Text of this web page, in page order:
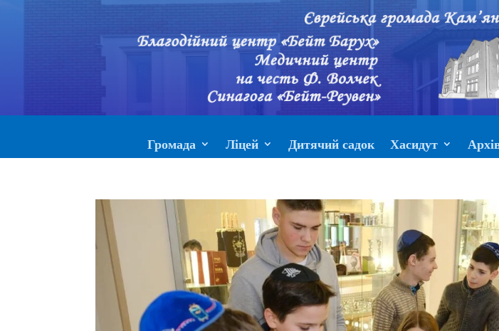
Громада Ліцей Дитячий садок Хасидут